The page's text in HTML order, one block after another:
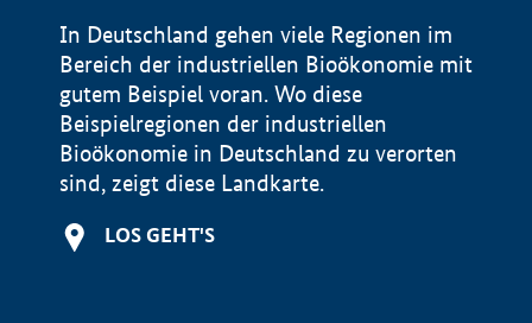
In Deutschland gehen viele Regionen im
Bereich der industriellen Bioökonomie mit
gutem Beispiel voran. Wo diese
Beispielregionen der industriellen
Bioökonomie in Deutschland zu verorten
sind, zeigt diese Landkarte.
LOS GEHT'S